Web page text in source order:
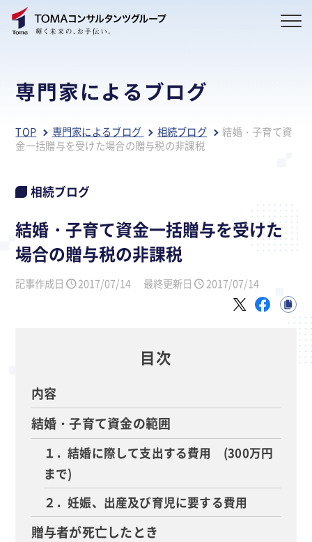
専門家によるブログ
TOP 専門家によるブログ 相続ブログ
結婚・子育て資
金一括贈与を受けた場合の贈与税の非課税
相続ブログ
結婚・子育て資金一括贈与を受けた
場合の贈与税の非課税
記事作成日 2017/07/14 最終更新日 2017/07/14
目次
内容
結婚・子育て資金の範囲
１．結婚に際して支出する費用 (300万円
まで)
２．妊娠、出産及び育児に要する費用
贈与者が死亡したとき